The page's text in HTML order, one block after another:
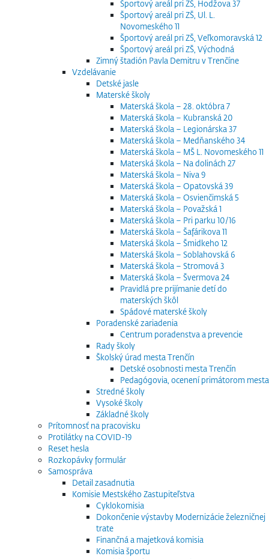
Športový areál pri ZŠ, Hodžova 37
Športový areál pri ZŠ, Ul. L.
Novomeského 11
Športový areál pri ZŠ, Veľkomoravská 12
Športový areál pri ZŠ, Východná
Zimný štadión Pavla Demitru v Trenčíne
Vzdelávanie
Detské jasle
Materské školy
Materská škola – 28. októbra 7
Materská škola – Kubranská 20
Materská škola – Legionárska 37
Materská škola – Medňanského 34
Materská škola – MŠ L. Novomeského 11
Materská škola – Na dolinách 27
Materská škola – Niva 9
Materská škola – Opatovská 39
Materská škola – Osvienčimská 5
Materská škola – Považská 1
Materská škola – Pri parku 10/16
Materská škola – Šafárikova 11
Materská škola – Šmidkeho 12
Materská škola – Soblahovská 6
Materská škola – Stromová 3
Materská škola – Švermova 24
Pravidlá pre prijímanie detí do
materských škôl
Spádové materské školy
Poradenské zariadenia
Centrum poradenstva a prevencie
Rady školy
Školský úrad mesta Trenčín
Detské osobnosti mesta Trenčín
Pedagógovia, ocenení primátorom mesta
Stredné školy
Vysoké školy
Základné školy
Prítomnosť na pracovisku
Protilátky na COVID-19
Reset hesla
Rozkopávky formulár
Samospráva
Detail zasadnutia
Komisie Mestského Zastupiteľstva
Cyklokomisia
Dokončenie výstavby Modernizácie železničnej
trate
Finančná a majetková komisia
Komisia športu